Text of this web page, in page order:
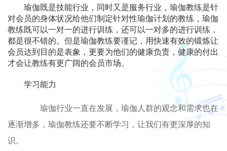
瑜伽既是技能行业，同时又是服务行业，瑜伽教练是针
对会员的身体状况给他们制定针对性瑜伽计划的教练，瑜伽
教练既可以一对一的进行训练，还可以一对多的进行训练，
都是很不错的。但是瑜伽教练要谨记，用快速有效的锻炼让
会员达到目的是表象，更要为他们的健康负责，健康的付出
才会让教练有更广阔的会员市场。
学习能力
瑜伽行业一直在发展，瑜伽人群的观念和需求也在
逐渐增多，瑜伽教练还要不断学习，让我们有更深厚的知
识。